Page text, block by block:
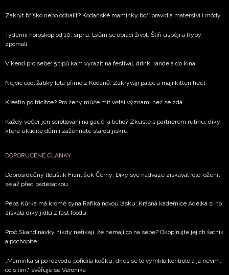
Zakrýt bříško nebo odhalit? Kodaňské maminky boří pravidla mateřství i módy
Týdenní horoskop od 10. srpna: Lvům se obrací život, Štíři uspějí a Ryby
zpomalí
Víkend pro sebe: 5 tipů kam vyrazit na festival, drink, rande a do kina
Nejvíc cool žabky léta přímo z Kodaně. Zakrývají palec a mají kitten heel
Kreatin po třicítce? Pro ženy může mít větší význam, než se zdá
Každý večer jen scrollování na gauči a ticho? Zkuste s partnerem rutinu, díky
které uklidíte dům i zažehnete starou jiskru
DOPORUČENÉ ČLÁNKY
Dobrosrdečný tlouštík František Černý: Díky své nadváze získával role, oženil
se až před padesátkou
Pepa Kůrka má kromě syna Rafíka novou lásku: Krásná kadeřnice Adélka si ho
získala díky jídlu z fast foodu
Proč Skandinávky nikdy neříkají, že nemají co na sebe? Okopírujte jejich šatník
a pochopíte...
„Maminka si po rozvodu pořídila kočku, dnes se to vymklo kontrole a já nevím,
co s tím,“ svěřuje se Veronika